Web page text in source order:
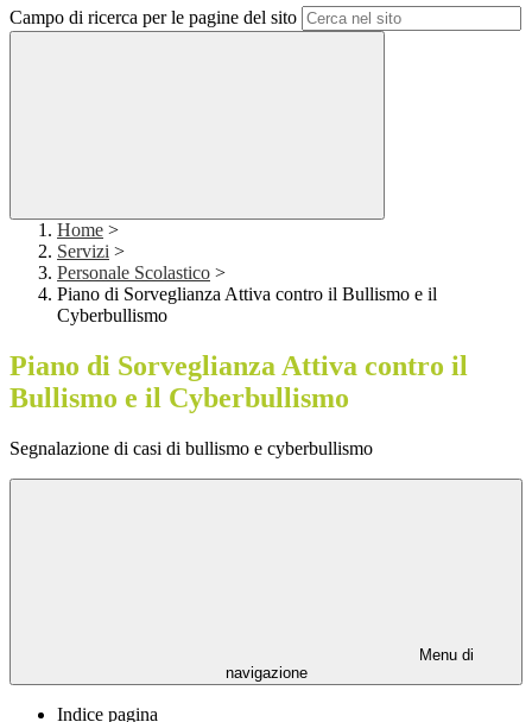
Campo di ricerca per le pagine del sito
Home >
Servizi >
Personale Scolastico >
Piano di Sorveglianza Attiva contro il Bullismo e il
Cyberbullismo
Piano di Sorveglianza Attiva contro il
Bullismo e il Cyberbullismo
Segnalazione di casi di bullismo e cyberbullismo
Menu di
navigazione
Indice pagina